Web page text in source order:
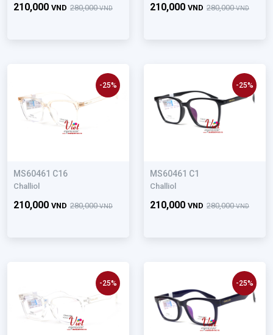
280,000VND
210,000 VND 280,000VND
210,000 VND
MS60461 C16
Challiol
280,000VND
210,000 VND
-25%
MS60461 C1
Challiol
280,000VND
210,000 VND
-25%
-25% -25%